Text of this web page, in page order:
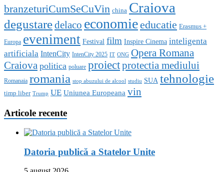
branzeturiCumSeCuVin china Craiova
degustaredelaco economieeducatie Erasmus +
Europa eveniment Festival film Inspire Cinema inteligenta
artificiala IntenCity IntenCity 2025 IT ONG Opera Romana
Craiova politica poluare proiectprotectia mediului
Romanaia romania stop abuzului de alcool studiu SUA tehnologie
timp liber Trump UE Uniunea Europeana vin
Articole recente
Datoria publică a Statelor Unite